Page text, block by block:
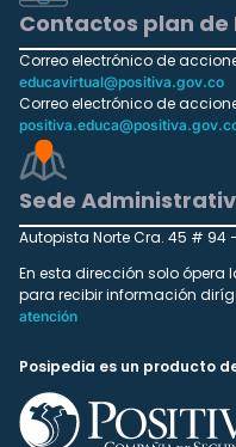
Contactos plan de
Correo electrónico de
educavirtual@positiva.gov.co
Correo electrónico de
Sede
Autopista Norte Cra. 45 # 94
En esta dirección solo
para recibir información
atención
Posipedia es un producto